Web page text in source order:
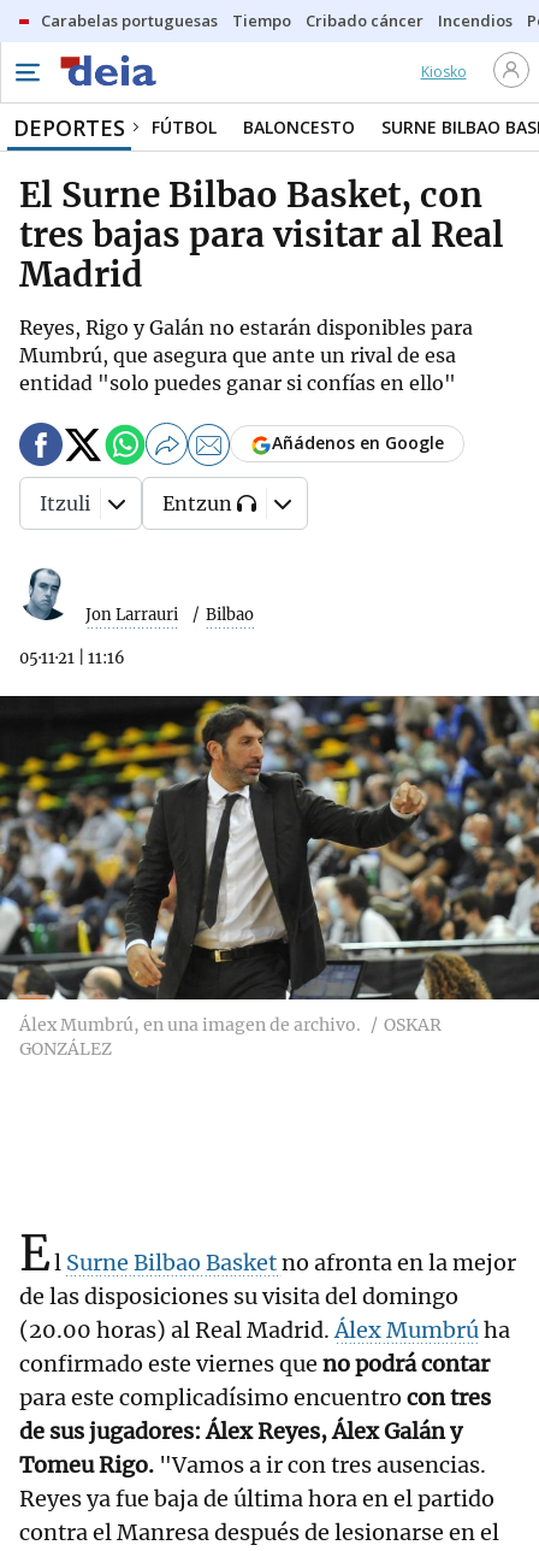
Carabelas portuguesas Tiempo Cribado cáncer Incendios
Kiosko
DEPORTES FÚTBOL BALONCESTO SURNE BILBAO
El Surne Bilbao Basket, con
tres bajas para visitar al Real
Madrid
Reyes, Rigo y Galán no estarán disponibles para
Mumbrú, que asegura que ante un rival de esa
entidad "solo puedes ganar si confías en ello"
Jon Larrauri Bilbao
05·11·21 11:16
Añádenos en Google
Itzuli Entzun
Álex Mumbrú, en una imagen de archivo.
OSKAR
GONZÁLEZ
El Surne Bilbao Basketno afronta en la mejor
de las disposiciones su visita del domingo
(20.00 horas) al Real Madrid.Álex Mumbrúha
confirmado este viernes que no podrá contar
para este complicadísimo encuentro con tres
de sus jugadores: Álex Reyes, Álex Galán y
Tomeu Rigo. "Vamos a ir con tres ausencias.
Reyes ya fue baja de última hora en el partido
contra el Manresa después de lesionarse en el